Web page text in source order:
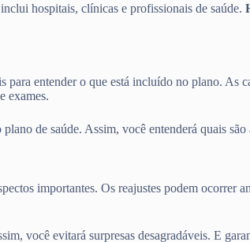
hospitais, clínicas e profissionais de saúde.
para entender o que está incluído no plano.
exames.
de saúde. Assim, você entenderá quais
importantes. Os reajustes podem
você evitará surpresas desagradáveis. E